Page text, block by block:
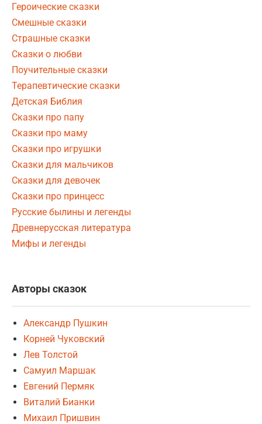
Героические сказки
Смешные сказки
Страшные сказки
Сказки о любви
Поучительные сказки
Терапевтические сказки
Детская Библия
Сказки про папу
Сказки про маму
Сказки про игрушки
Сказки для мальчиков
Сказки для девочек
Сказки про принцесс
Русские былины и легенды
Древнерусская литература
Мифы и легенды
Авторы сказок
Александр Пушкин
Корней Чуковский
Лев Толстой
Самуил Маршак
Евгений Пермяк
Виталий Бианки
Михаил Пришвин